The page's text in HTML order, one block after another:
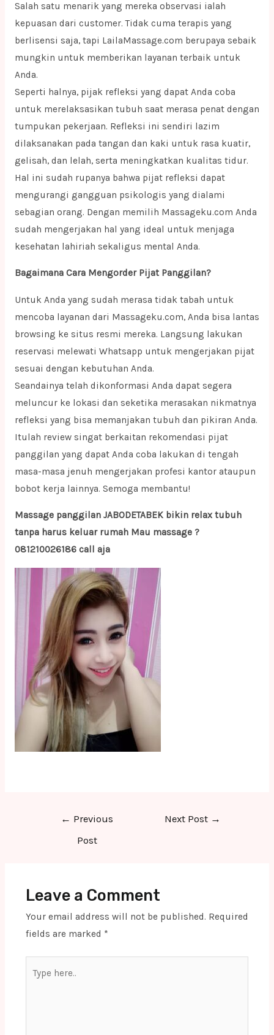
Salah satu menarik yang mereka observasi ialah
kepuasan dari customer. Tidak cuma terapis yang
berlisensi saja, tapi LailaMassage.com berupaya sebaik
mungkin untuk memberikan layanan terbaik untuk
Anda.
Seperti halnya, pijak refleksi yang dapat Anda coba
untuk merelaksasikan tubuh saat merasa penat dengan
tumpukan pekerjaan. Refleksi ini sendiri lazim
dilaksanakan pada tangan dan kaki untuk rasa kuatir,
gelisah, dan lelah, serta meningkatkan kualitas tidur.
Hal ini sudah rupanya bahwa pijat refleksi dapat
mengurangi gangguan psikologis yang dialami
sebagian orang. Dengan memilih Massageku.com Anda
sudah mengerjakan hal yang ideal untuk menjaga
kesehatan lahiriah sekaligus mental Anda.
Bagaimana Cara Mengorder Pijat Panggilan?
Untuk Anda yang sudah merasa tidak tabah untuk
mencoba layanan dari Massageku.com, Anda bisa lantas
browsing ke situs resmi mereka. Langsung lakukan
reservasi melewati Whatsapp untuk mengerjakan pijat
sesuai dengan kebutuhan Anda.
Seandainya telah dikonformasi Anda dapat segera
meluncur ke lokasi dan seketika merasakan nikmatnya
refleksi yang bisa memanjakan tubuh dan pikiran Anda.
Itulah review singat berkaitan rekomendasi pijat
panggilan yang dapat Anda coba lakukan di tengah
masa-masa jenuh mengerjakan profesi kantor ataupun
bobot kerja lainnya. Semoga membantu!
Massage panggilan JABODETABEK bikin relax tubuh
tanpa harus keluar rumah Mau massage ?
081210026186 call aja
← Previous
Post
Next Post →
Leave a Comment
Your email address will not be published. Required
fields are marked *
here..